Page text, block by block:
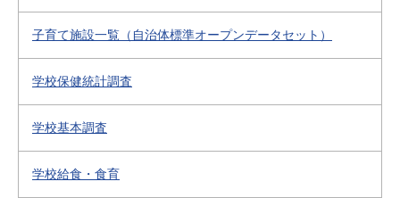
子育て施設一覧（自治体標準オープンデータセット）
学校保健統計調査
学校基本調査
学校給食・食育